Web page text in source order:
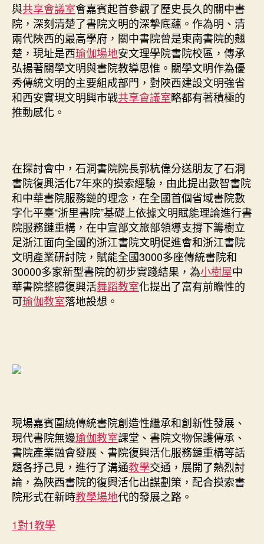
與共享會議室會嘉賓起首參觀了歷史長久的關中書
院，深刻清楚了書院文明的深摯底蘊。作為明、清
兩代陜西的最高學府，關中書院曾是東南書院的翹
楚，現址是西瑜伽場地安文理學院書院校區，傳承
弘揚著關學文明與書院教導思惟。關學文明作為優
秀傳統文明的主要組成部門，對陜西建設文明強省
和西安實現文明興市戰共享會議室略都有著積極的
推動感化。
在探討會中，石洞書院院長郭杭偉分送朋友了石洞
書院復興活化7年來的摸索經驗，由此提出數智書院
和中華書院服務鏈的理念，在全國首個省域書院數
字化平臺“浙里書院”基礎上依據文明賦能理論進行書
院服務鏈重構，在中宣部文旅部領導支撐下籌樹立
足浙江面向全國的浙江書院文明促進會和浙江書院
文明產業研討院，賦能全國3000多座傳統書院和
30000多家新型書院的初步實踐結果，為小樹屋中
華書院整體復興活舞蹈教室化提出了富有前瞻性的
可瑜伽教室落地設想。
現場嘉賓圍繞傳統書院創造性繼承和創新性發展、
現代書院無邊瑜伽教室課堂、書院文物保護傳承、
書院產業融會發展、書院復興活化服務鏈重構等話
題各抒己見，進行了溝通教學交通，展開了熱烈討
論，為陜西書院的復興活化出謀劃策，配合摸索書
院形式在新時教學場地代的發展之路。
1對1教學